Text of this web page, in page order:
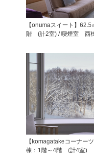
【onumaスイート】
階 (計2室) / 喫煙室 西
【komagatakeコーナー
棟：1階～4階 (計4室)